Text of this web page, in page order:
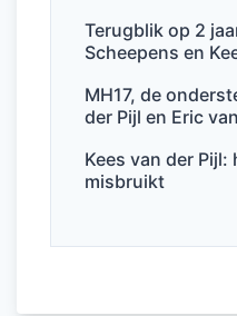
Terugblik op 2
Scheepens en
MH17, de
der Pijl en Eric
Kees van der
misbruikt